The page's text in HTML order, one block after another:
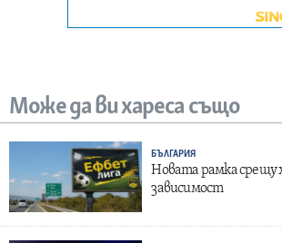
Може да ви хареса също
БЪЛГАРИЯ
Новата рамка срещу
зависимост